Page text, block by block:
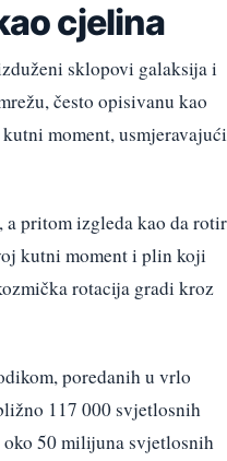
cjelina
sklopovi galaksija i
često opisivanu kao
moment, usmjeravajući
pritom izgleda kao da
kutni moment i plin koji
rotacija gradi kroz
poredanih u vrlo
117 000 svjetlosnih
oko 50 milijuna svjetlosnih